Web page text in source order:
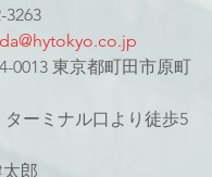
3263
0013 東京都町田市原町
ターミナル口より徒歩5
郎